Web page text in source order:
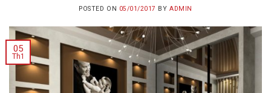
POSTED ON 05/01/2017 BY ADMIN
05
Th1